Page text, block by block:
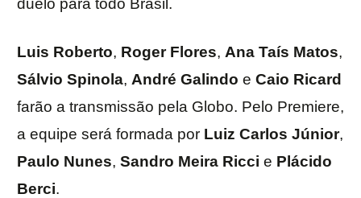
duelo para todo Brasil.
Luis Roberto, Roger Flores, Ana Taís Matos,
Sálvio Spinola, André Galindo e Caio Ricard
farão a transmissão pela Globo. Pelo Premiere,
a equipe será formada por Luiz Carlos Júnior,
Paulo Nunes, Sandro Meira Ricci e Plácido
Berci.